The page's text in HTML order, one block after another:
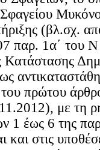
Σφαγείου
(βλ.σχ.
παρ. 1α΄
πρώτου
με τη
1 έως 6 της
στις